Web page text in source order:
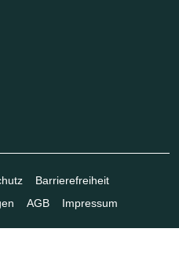
Barrierefreiheit
AGB Impressum